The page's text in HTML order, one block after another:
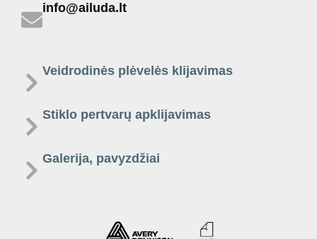
info@ailuda.lt
Veidrodinės plėvelės klijavimas
Stiklo pertvarų apklijavimas
Galerija, pavyzdžiai